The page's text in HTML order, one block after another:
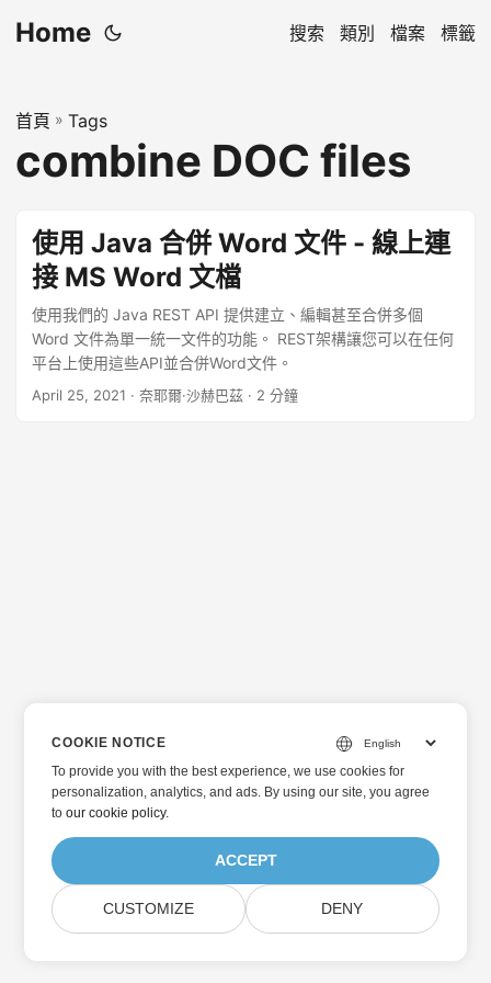
Home 搜索 類別 檔案 標籤
首頁 » Tags
combine DOC files
使用 Java 合併 Word 文件 - 線上連
接 MS Word 文檔
使用我們的 Java REST API 提供建立、編輯甚至合併多個
Word 文件為單一統一文件的功能。 REST架構讓您可以在任何
平台上使用這些API並合併Word文件。
April 25, 2021 · 奈耶爾·沙赫巴茲 · 2 分鐘
COOKIE NOTICE
To provide you with the best experience, we use cookies for
personalization, analytics, and ads. By using our site, you agree
toour cookie policy.
ACCEPT
CUSTOMIZE DENY